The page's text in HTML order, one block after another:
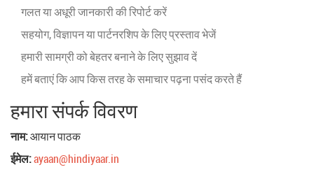
गलत या अधूरी जानकारी की रिपोर्ट करें
सहयोग, विज्ञापन या पार्टनरशिप के लिए प्रस्ताव भेजें
हमारी सामग्री को बेहतर बनाने के लिए सुझाव दें
हमें बताएं कि आप किस तरह के समाचार पढ़ना पसंद करते हैं
हमारा संपर्क विवरण
नाम:आयान पाठक
ईमेल:ayaan@hindiyaar.in